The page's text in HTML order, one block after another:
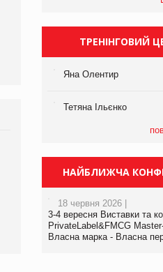
виробництва
Брагина Людмила
Просування компанії на
www.trademaster.ua.
правила. Особливості.
ТРЕНІНГОВИЙ
Яна Олентир
Тетяна Ільєнко
НАЙБЛИЖЧА
18 червня 2026 |
3-4 вересня Виставки та
PrivateLabel&FMCG
Власна марка - Власна